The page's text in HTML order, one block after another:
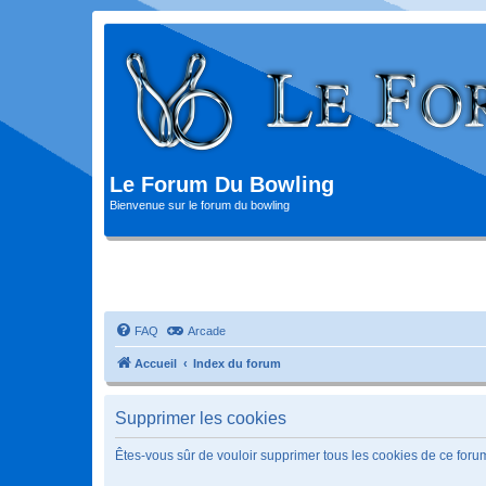
Le Forum Du Bowling
Bienvenue sur le forum du bowling
FAQ Arcade
Accueil Index du forum
Supprimer les cookies
Êtes-vous sûr de vouloir supprimer tous les cookies de ce